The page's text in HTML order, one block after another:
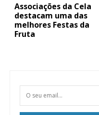
Associações da Cela
destacam uma das
melhores Festas da
Fruta